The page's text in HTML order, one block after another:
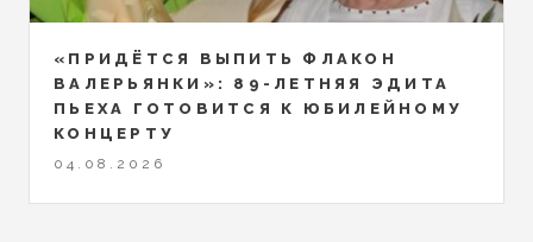
«ПРИДЁТСЯ ВЫПИТЬ ФЛАКОН
ВАЛЕРЬЯНКИ»: 89-ЛЕТНЯЯ ЭДИТА
ПЬЕХА ГОТОВИТСЯ К ЮБИЛЕЙНОМУ
КОНЦЕРТУ
04.08.2026